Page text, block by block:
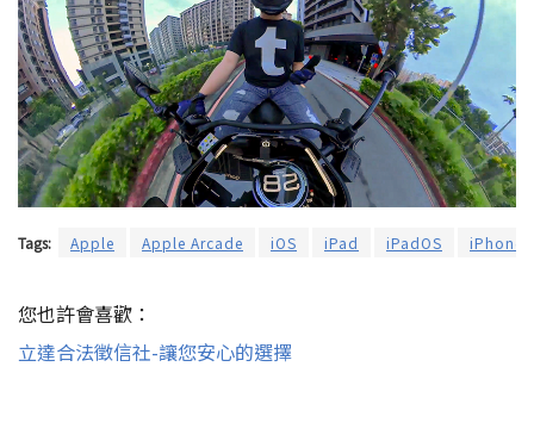
Tags: Apple Apple Arcade iOS iPad iPadOS iPhone
您也許會喜歡：
立達合法徵信社-讓您安心的選擇